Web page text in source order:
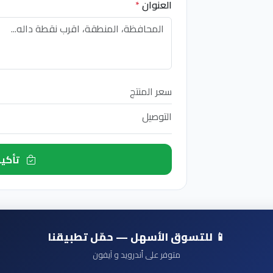
العنوان*
سعر المنتج
التوصيل
تأكيد الطلب الآن
📱 للتسوق الأسهل — حمّل تطبيقنا
متوفر على أندرويد و آيفون